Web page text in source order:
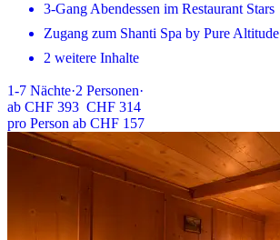
3-Gang Abendessen im Restaurant Stars
Zugang zum Shanti Spa by Pure Altitude
2 weitere Inhalte
1-7 Nächte·2 Personen·
ab CHF 393 CHF 314
pro Person ab CHF 157